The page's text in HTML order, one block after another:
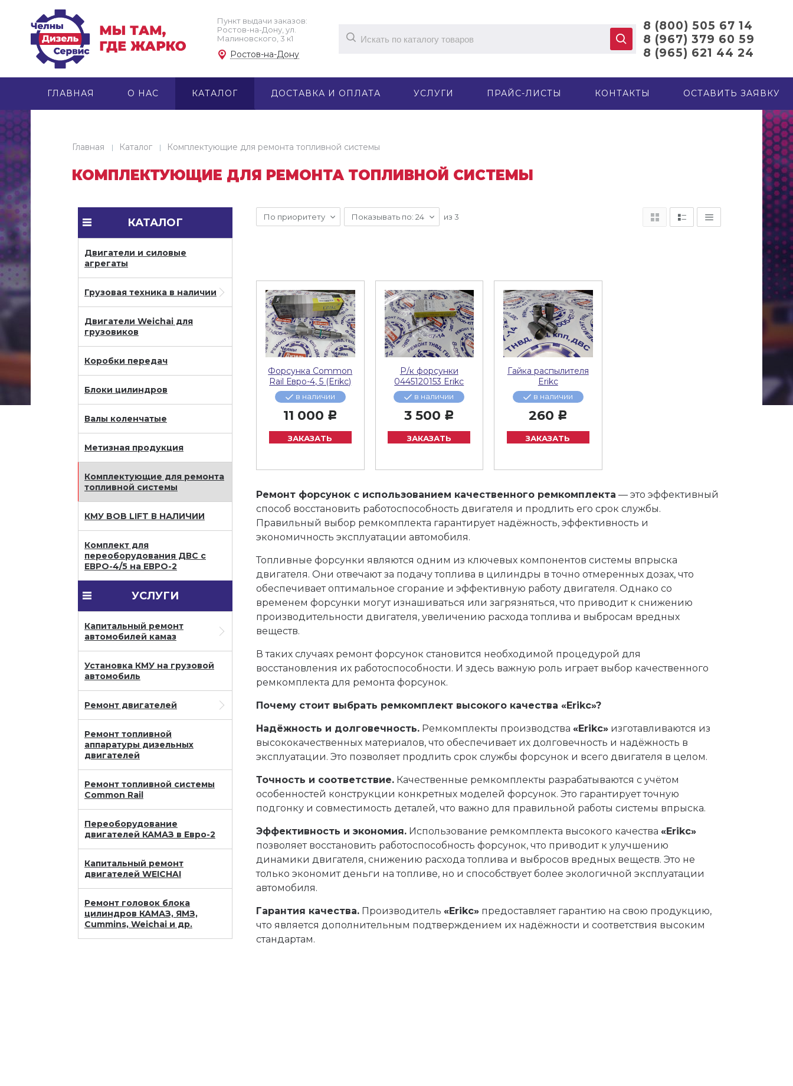
Пункт выдачи заказов: ​
Ростов-на-Дону, ул. ​
Малиновского, 3 к1
Ростов-на-Дону
8 (800) 505 67 14
8 (967) 379 60 59
8 (965) 621 44 24
ГЛАВНАЯ О НАС КАТАЛОГ ДОСТАВКА И ОПЛАТА УСЛУГИ ПРАЙС-ЛИСТЫ КОНТАКТЫ ОСТАВИТЬ ЗАЯВКУ
Главная Каталог Комплектующие для ремонта топливной системы
КОМПЛЕКТУЮЩИЕ ДЛЯ РЕМОНТА ТОПЛИВНОЙ СИСТЕМЫ
КАТАЛОГ
Двигатели и силовые
агрегаты
Грузовая техника в наличии
Двигатели Weichai для
грузовиков
Коробки передач
Блоки цилиндров
Валы коленчатые
Метизная продукция
Комплектующие для ремонта
топливной системы
КМУ BOB LIFT В НАЛИЧИИ
Комплект для
переоборудования ДВС с
ЕВРО-4/5 на ЕВРО-2
УСЛУГИ
Капитальный ремонт
автомобилей камаз
Установка КМУ на грузовой
автомобиль
Ремонт двигателей
Ремонт топливной
аппаратуры дизельных
двигателей
Ремонт топливной системы
Common Rail
Переоборудование
двигателей КАМАЗ в Евро-2
Капитальный ремонт
двигателей WEICHAI
Ремонт головок блока
цилиндров КАМАЗ, ЯМЗ,
Cummins, Weichai и др.
По приоритету Показывать по: 24 из 3
Форсунка Common
Rail Евро-4, 5 (Erikc)
в наличии
11 000 Р
ЗАКАЗАТЬ
Р/к форсунки
0445120153 Erikc
в наличии
3 500 Р
ЗАКАЗАТЬ
Гайка распылителя
Erikc
в наличии
260 Р
ЗАКАЗАТЬ
Ремонт форсунок с использованием качественного ремкомплекта — это эффективный
способ восстановить работоспособность двигателя и продлить его срок службы.
Правильный выбор ремкомплекта гарантирует надёжность, эффективность и
экономичность эксплуатации автомобиля.
Топливные форсунки являются одним из ключевых компонентов системы впрыска
двигателя. Они отвечают за подачу топлива в цилиндры в точно отмеренных дозах, что
обеспечивает оптимальное сгорание и эффективную работу двигателя. Однако со
временем форсунки могут изнашиваться или загрязняться, что приводит к снижению
производительности двигателя, увеличению расхода топлива и выбросам вредных
веществ.
В таких случаях ремонт форсунок становится необходимой процедурой для
восстановления их работоспособности. И здесь важную роль играет выбор качественного
ремкомплекта для ремонта форсунок.
Почему стоит выбрать ремкомплект высокого качества «Erikc»?
Надёжность и долговечность. Ремкомплекты производства «Erikc» изготавливаются из
высококачественных материалов, что обеспечивает их долговечность и надёжность в
эксплуатации. Это позволяет продлить срок службы форсунок и всего двигателя в целом.
Точность и соответствие. Качественные ремкомплекты разрабатываются с учётом
особенностей конструкции конкретных моделей форсунок. Это гарантирует точную
подгонку и совместимость деталей, что важно для правильной работы системы впрыска.
Эффективность и экономия. Использование ремкомплекта высокого качества «Erikc»
позволяет восстановить работоспособность форсунок, что приводит к улучшению
динамики двигателя, снижению расхода топлива и выбросов вредных веществ. Это не
только экономит деньги на топливе, но и способствует более экологичной эксплуатации
автомобиля.
Гарантия качества. Производитель «Erikc» предоставляет гарантию на свою продукцию,
что является дополнительным подтверждением их надёжности и соответствия высоким
стандартам.